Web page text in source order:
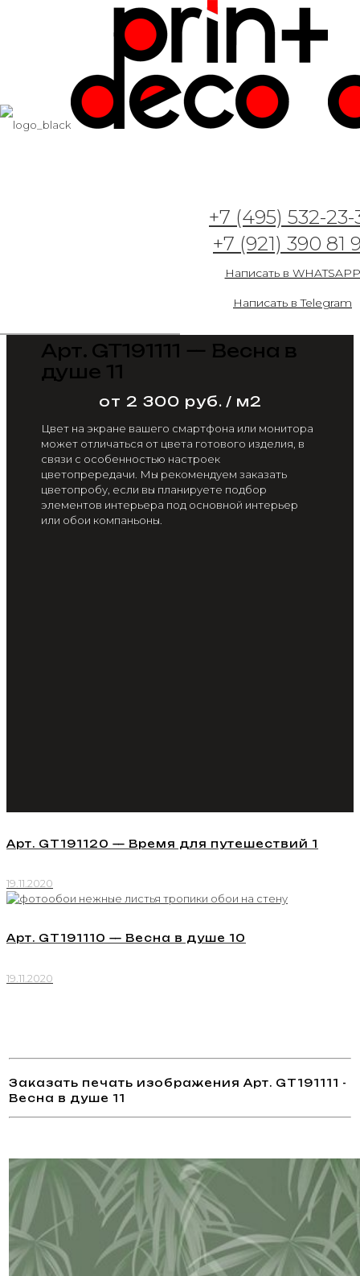
+7 (495) 532-23-
+7 (921) 390 81
Написать в WHATSAPP
Написать в Telegram
Арт. GT191111 — Весна в
душе 11
от 2 300 руб. / м2
Цвет на экране вашего смартфона или монитора
может отличаться от цвета готового изделия, в
связи с особенностью настроек
цветопрередачи. Мы рекомендуем заказать
цветопробу, если вы планируете подбор
элементов интерьера под основной интерьер
или обои компаньоны.
Арт. GT191120 — Время для путешествий 1
19.11.2020
Арт. GT191110 — Весна в душе 10
19.11.2020
Заказать печать изображения Арт. GT191111 -
Весна в душе 11